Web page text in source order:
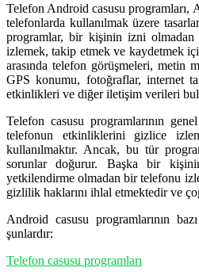
Telefon Android casusu programları,
telefonlarda kullanılmak üzere
programlar, bir kişinin izni
izlemek, takip etmek ve kaydetmek
arasında telefon görüşmeleri, metin
GPS konumu, fotoğraflar, internet
etkinlikleri ve diğer iletişim verileri
Telefon casusu programlarının
telefonun etkinliklerini gizlice
kullanılmaktır. Ancak, bu tür
sorunlar doğurur. Başka bir
yetkilendirme olmadan bir telefonu
gizlilik haklarını ihlal etmektedir ve
Android casusu programlarının
şunlardır:
Telefon casusu programları